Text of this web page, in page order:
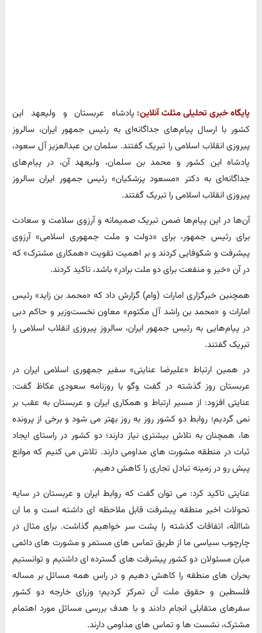
پایگاه خبری تحلیلی مثلث آنلاین: پادشاه عربستان و ولیعهد این
کشور با ارسال پیام‌های جداگانه‌ای به رئیس جمهور ایران، سالروز
پیروزی انقلاب اسلامی را تبریک گفتند. سلمان بن عبدالعزیز آل سعود،
پادشاه این کشور و محمد بن سلمان، ولیعهد آن، در پیام‌های
جداگانه‌ای به دکتر «مسعود پزشکیان» رئیس جمهور ایران سالروز
پیروزی انقلاب اسلامی را تبریک گفتند.
آن‌ها در این پیام‌ها ضمن تبریک صمیمانه و آرزوی سلامت و سعادت
برای رئیس جمهور، برای «دولت و ملت جمهوری اسلامی» آرزوی
پیشرفت و شکوفایی کردند و بر اهمیت تقویت «همکاری مشترک» که
در آن «خیر و منفعت برای دو ملت برادر» باشد، تاکید کردند.
همچنین خبرگزاری امارات (وام) گزارش داد که «محمد بن زاید» رئیس
امارات و «محمد بن راشد آل مکتوم» معاون نخست‌وزیر و حاکم دبی
در پیام‌هایی به رئیس جمهور ایران، سالروز پیروزی انقلاب اسلامی را
تبریک گفتند.
در همین ارتباط «علیرضا عنایتی» سفیر جمهوری اسلامی ایران در
عربستان روز گذشته در گفت وگو با روزنامه سعودی عکاظ گفت:
عنایتی افزود: از مسیر ارتباط و همکاری ایران و عربستان به عقب بر
نمی گردیم؛ روابط دو کشور روز به روز بهتر می شود و برخی از پرونده
ها، همچنان به تلاش بیشتری نیاز دارند؛ دو کشور در راستای ایجاد
ثبات در منطقه مشورت های مداومی دارند. تلاش می کنیم که موانع
پیش رو در زمینه تبادل تجاری را کاهش دهیم.
عنایتی تاکید کرد: می توان گفت که روابط ایران و عربستان در سایه
تحولات اخیر منطقه پیشرفت قابل ملاحظه ای داشته است و ما ان
شاالله، اتفاقات گذشته را پشت سر خواهیم گذاشت. برای مثال در
چارچوب سیاسی ما از طریق تماس های مستمر و مشورت های دائمی
میان مسئولان دو کشور پیشرفت های گسترده ای داشتیم و توانستیم
بحران های منطقه را کاهش دهیم و در راس همه مسائل بر مساله
فلسطین و حقوق ملت آن تمرکز کردیم؛ وزرای خارجه دو کشور
سفرهای متقابلی انجام دادند و با هدف بررسی مسائل مورد اهتمام
مشترک، نشست ها و تماس های مداومی دارند.